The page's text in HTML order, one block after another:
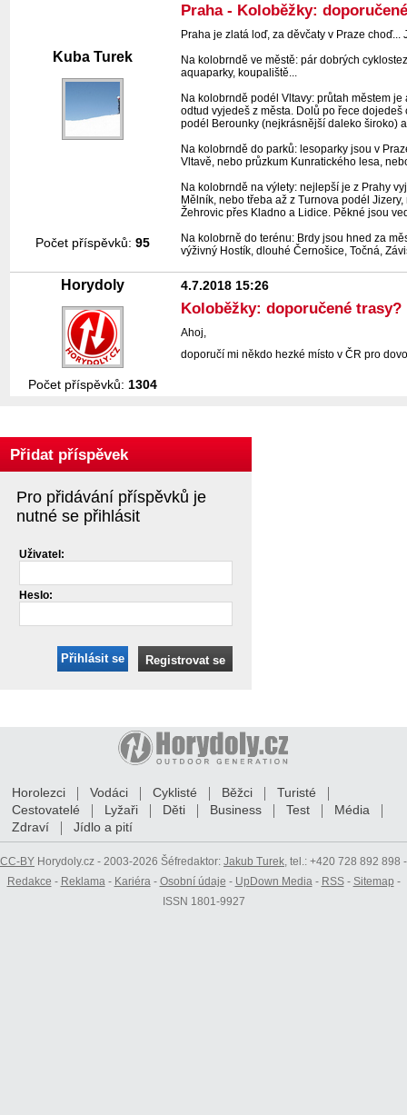
Kuba Turek
Praha - Koloběžky:
Praha je zlatá loď, za děvčaty v Praze
Na kolobrndě ve městě: pár dobrých
aquaparky, koupaliště...
Na kolobrndě podél Vltavy: průtah městem
odtud vyjedeš z města. Dolů po řece
podél Berounky (nejkrásnější daleko široko)
Na kolobrndě do parků: lesoparky jsou v
Vltavě, nebo průzkum Kunratického lesa,
Na kolobrndě na výlety: nejlepší je z Prahy
Mělník, nebo třeba až z Turnova podél
Žehrovic přes Kladno a Lidice. Pěkné jsou
Na kolobrně do terénu: Brdy jsou hned za
výživný Hostík, dlouhé Černošice, Točná,
Počet příspěvků: 95
Horydoly 4.7.2018 15:26
Koloběžky: doporučené trasy?
Ahoj,
doporučí mi někdo hezké místo v ČR pro
Počet příspěvků: 1304
Přidat příspěvek
Pro přidávání příspěvků je
nutné se přihlásit
Uživatel:
Heslo:
Přihlásit se Registrovat se
Horolezci Vodáci Cyklisté Běžci
Turisté
Cestovatelé
Lyžaři Děti Business Test
Média
Zdraví
Jídlo a pití
CC-BY Horydoly.cz - 2003-2026 Šéfredaktor: Jakub Turek, tel.: +420 728 892 898 -
Redakce - Reklama- Kariéra- Osobní údaje - UpDown Media- RSS- Sitemap -
ISSN 1801-9927